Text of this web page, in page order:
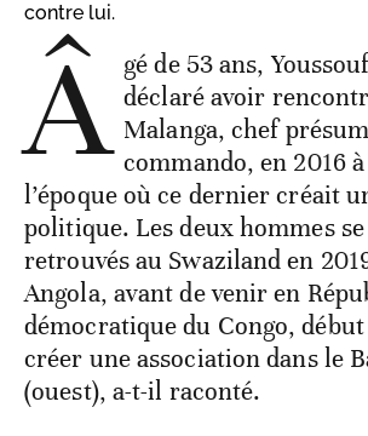
contre lui.
Â gé de 53 ans,
déclaré avoir
Malanga, chef
commando, en 2016
l’époque où ce dernier créait
politique. Les deux hommes
retrouvés au Swaziland en
Angola, avant de venir en
démocratique du Congo,
créer une association dans le
(ouest), a-t-il raconté.